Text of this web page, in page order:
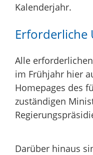
Kalenderjahr.
Erforderliche
Alle
im Frühjahr hier
Homepages des
zuständigen
Darüber hinaus